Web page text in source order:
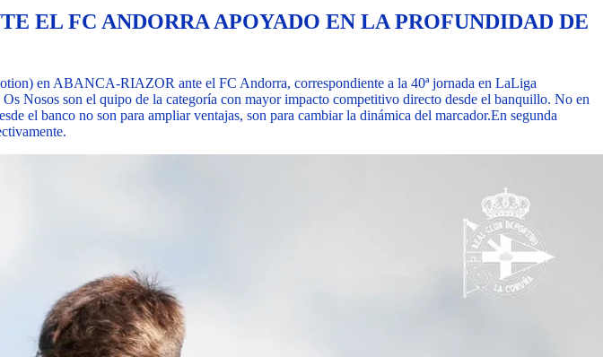
EL FC ANDORRA APOYADO EN LA PROFUNDIDAD DE
en ABANCA-RIAZOR ante el FC Andorra, correspondiente a la 40ª jornada en LaLiga
Nosos son el quipo de la categoría con mayor impacto competitivo directo desde el banquillo. No en
el banco no son para ampliar ventajas, son para cambiar la dinámica del marcador.En segunda